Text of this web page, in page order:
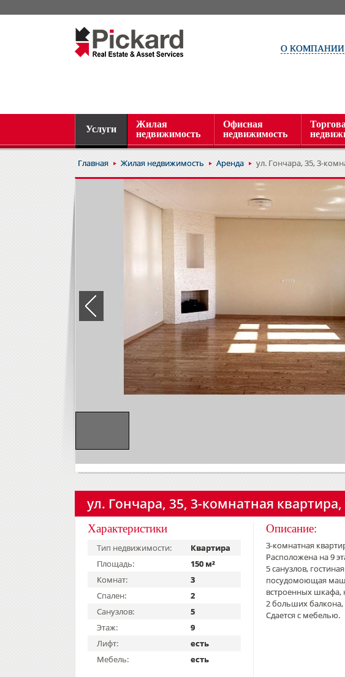
О КОМПАНИИ
Услуги
Жилая
недвижимость
Офисная
недвижимость
Главная Жилая недвижимость Аренда ул. Гончара, 35, 3-
ул. Гончара, 35, 3-комнатная квартира,
Характеристики
Тип недвижимости:
Квартира
Площадь:
150 м²
Комнат:
3
Спален:
2
Санузлов:
5
Этаж:
9
Лифт:
есть
Мебель:
есть
Описание:
3-комнатная
Расположена на 9
5 санузлов,
посудомоющая
встроенных шкафа,
2 больших
Сдается с мебелью.